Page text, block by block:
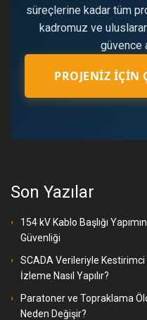
süreçlerine kadar tüm
kadromuz ve
güvence
PROJENIZ İÇIN
Son Yazılar
154 kV Kablo Başlığı
Güvenliği
SCADA Verileriyle
İzleme Nasıl Yapılır?
Paratoner ve Topraklama
Neden Değişir?